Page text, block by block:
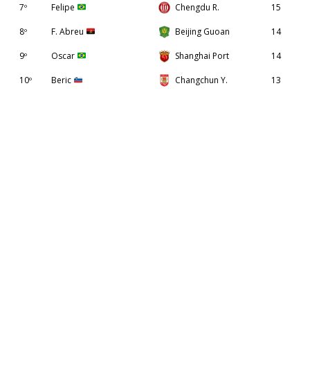
7º Felipe Chengdu R. 15
8º F. Abreu Beijing Guoan 14
9º Oscar Shanghai Port 14
10º Beric Changchun Y. 13